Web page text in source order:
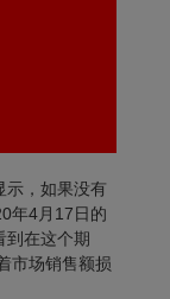
示，如果没有
年4月17日的
到在这个期
市场销售额损